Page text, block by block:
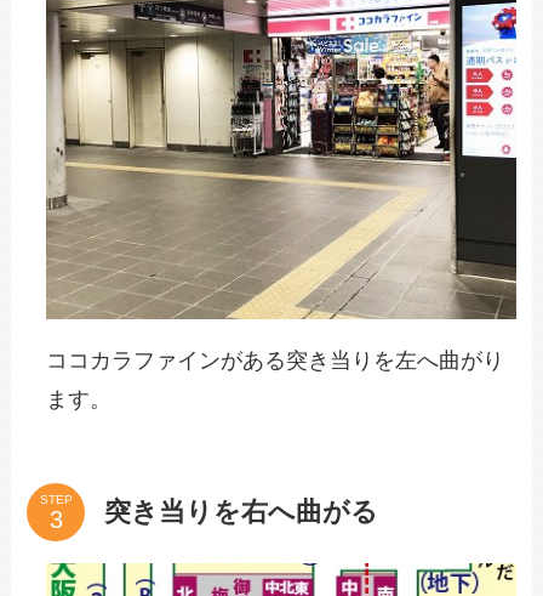
ココカラファインがある突き当りを左へ曲がり
ます。
STEP 突き当りを右へ曲がる